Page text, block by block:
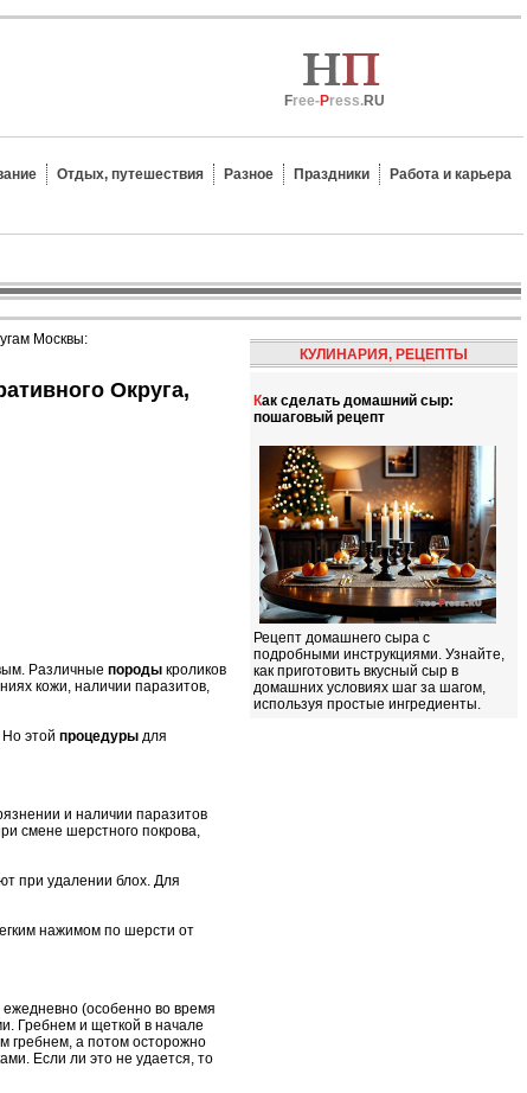
Free-Press.RU
Отдых, путешествия Разное Праздники
Работа и карьера
Москвы:
Различные породы кроликов
кожи, наличии паразитов,
этой процедуры для
и наличии паразитов
смене шерстного покрова,
при удалении блох. Для
нажимом по шерсти от
(особенно во время
Гребнем и щеткой в начале
гребнем, а потом осторожно
Если ли это не удается, то
КУЛИНАРИЯ, РЕЦЕПТЫ
Как сделать домашний сыр:
пошаговый рецепт
Рецепт домашнего сыра с
подробными инструкциями. Узнайте,
как приготовить вкусный сыр в
домашних условиях шаг за шагом,
используя простые ингредиенты.